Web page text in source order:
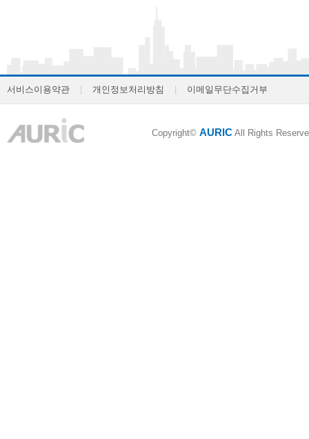
서비스이용약관 개인정보처리방침 이메일무단수집거부
Copyright© AURIC All Rights